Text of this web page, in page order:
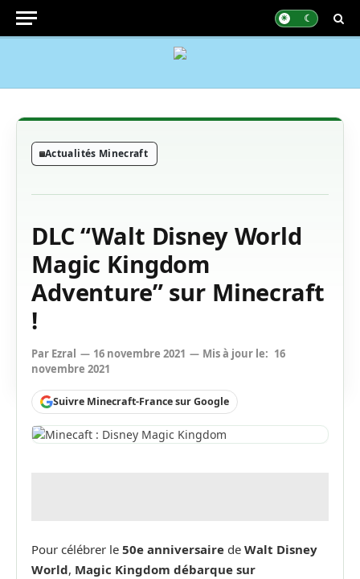
Actualités Minecraft
DLC “Walt Disney World
Magic Kingdom
Adventure” sur Minecraft
!
Par Ezral 16 novembre 2021 Mis à jour le: 16
novembre 2021
Suivre Minecraft-France sur Google
Pour célébrer le 50e anniversaire de Walt Disney
World, Magic Kingdom débarque sur